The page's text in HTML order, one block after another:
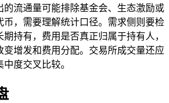
的流通量可能排除基金会、生态激励或
币，需要理解统计口径。需求侧则要检
持有，费用是否真正归属于持有人，
变增发和费用分配。交易所成交量还应
度交叉比较。